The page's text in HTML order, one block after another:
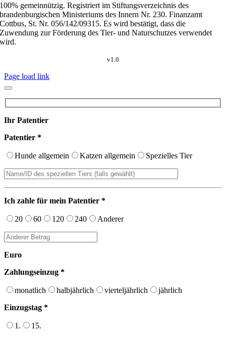
100% gemeinnützig. Registriert im Stiftungsverzeichnis des
brandenburgischen Ministeriums des Innern Nr. 230. Finanzamt
Cottbus, St. Nr. 056/142/09315. Es wird bestätigt, dass die
Zuwendung zur Förderung des Tier- und Naturschutzes verwendet
wird.
v1.0
Page load link
Ihr Patentier
Patentier *
Hunde allgemein Katzen allgemein Spezielles Tier
Ich zahle für mein Patentier *
20 60 120 240 Anderer
Euro
Zahlungseinzug *
monatlich halbjährlich vierteljährlich
jährlich
Einzugstag *
1.
15.